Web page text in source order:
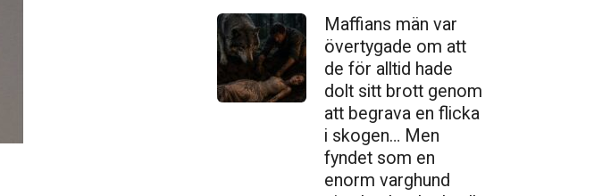
Maffians män var
övertygade om att
de för alltid hade
dolt sitt brott genom
att begrava en flicka
i skogen… Men
fyndet som en
enorm varghund